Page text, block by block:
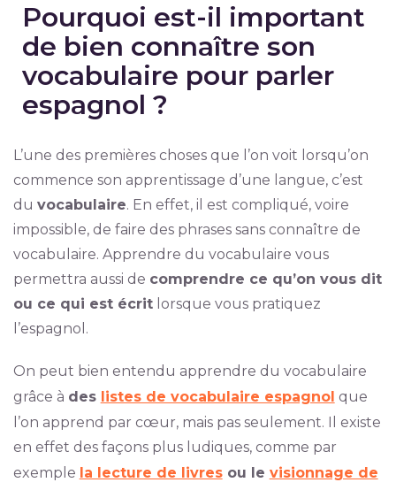
Pourquoi est-il important
de bien connaître son
vocabulaire pour parler
espagnol ?
L’une des premières choses que l’on voit lorsqu’on
commence son apprentissage d’une langue, c’est
du vocabulaire. En effet, il est compliqué, voire
impossible, de faire des phrases sans connaître de
vocabulaire. Apprendre du vocabulaire vous
permettra aussi de comprendre ce qu’on vous dit
ou ce qui est écritlorsque vous pratiquez
l’espagnol.
On peut bien entendu apprendre du vocabulaire
grâce à des listes de vocabulaire espagnol que
l’on apprend par cœur, mais pas seulement. Il existe
en effet des façons plus ludiques, comme par
exemple la lecture de livresou le visionnage de